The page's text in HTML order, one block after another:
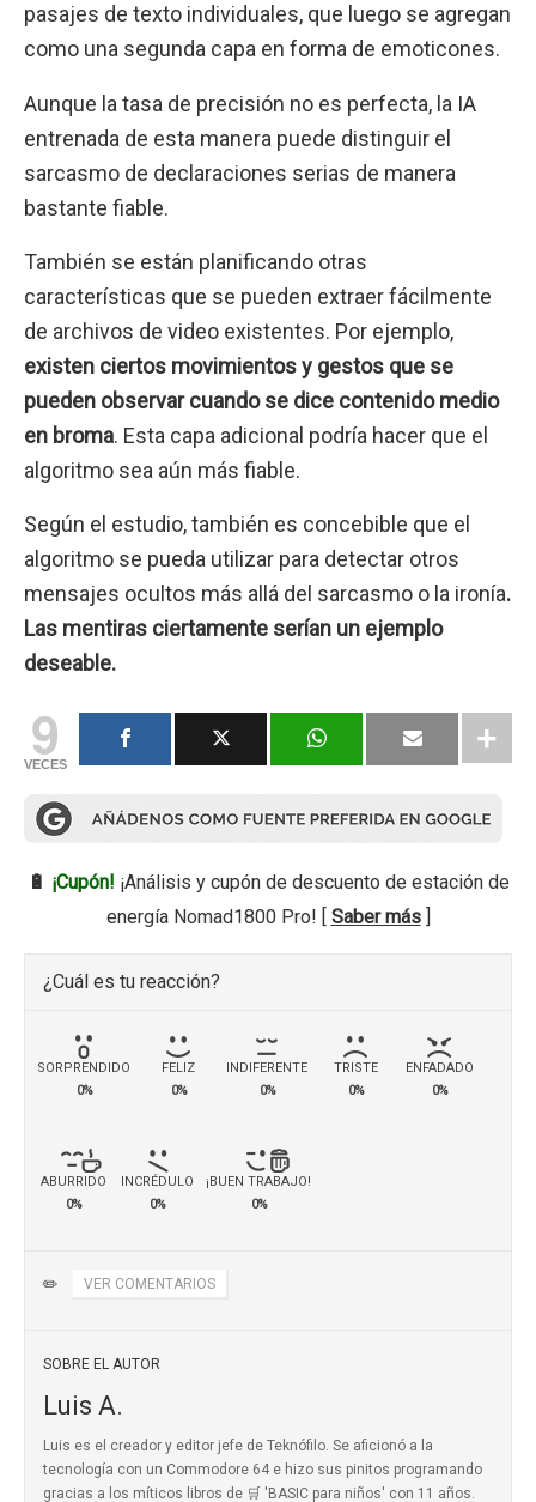
pasajes de texto individuales, que luego se agregan
como una segunda capa en forma de emoticones.
Aunque la tasa de precisión no es perfecta, la IA
entrenada de esta manera puede distinguir el
sarcasmo de declaraciones serias de manera
bastante fiable.
También se están planificando otras
características que se pueden extraer fácilmente
de archivos de video existentes. Por ejemplo,
existen ciertos movimientos y gestos que se
pueden observar cuando se dice contenido medio
en broma. Esta capa adicional podría hacer que el
algoritmo sea aún más fiable.
Según el estudio, también es concebible que el
algoritmo se pueda utilizar para detectar otros
mensajes ocultos más allá del sarcasmo o la ironía.
Las mentiras ciertamente serían un ejemplo
deseable.
9
VECES
🔋 ¡Cupón! ¡Análisis y cupón de descuento de estación de
energía Nomad1800 Pro! [ Saber más]
¿Cuál es tu reacción?
SORPRENDIDO
0%
FELIZ
0%
INDIFERENTE
0%
TRISTE
0%
ENFADADO
0%
ABURRIDO
0%
INCRÉDULO
0%
¡BUEN TRABAJO!
0%
✏️ VER COMENTARIOS
SOBRE EL AUTOR
Luis A.
Luis es el creador y editor jefe de Teknófilo. Se aficionó a la
tecnología con un Commodore 64 e hizo sus pinitos programando
gracias a los míticos libros de 🛒 'BASIC para niños' con 11 años.